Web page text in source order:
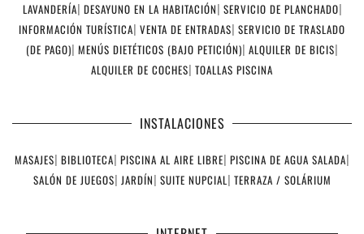
LAVANDERÍA| DESAYUNO EN LA HABITACIÓN| SERVICIO DE PLANCHADO|
INFORMACIÓN TURÍSTICA| VENTA DE ENTRADAS| SERVICIO DE TRASLADO
(DE PAGO)| MENÚS DIETÉTICOS (BAJO PETICIÓN)| ALQUILER DE BICIS|
ALQUILER DE COCHES| TOALLAS PISCINA
INSTALACIONES
MASAJES| BIBLIOTECA| PISCINA AL AIRE LIBRE| PISCINA DE AGUA SALADA|
SALÓN DE JUEGOS| JARDÍN| SUITE NUPCIAL| TERRAZA / SOLÁRIUM